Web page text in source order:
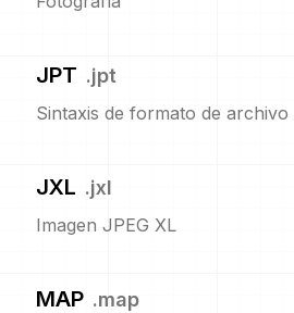
JPT .jpt
Sintaxis de formato de archivo
JXL .jxl
Imagen JPEG XL
MAP .map